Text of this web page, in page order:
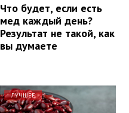
Что будет, если есть
мед каждый день?
Результат не такой, как
вы думаете
ЛУЧШЕЕ